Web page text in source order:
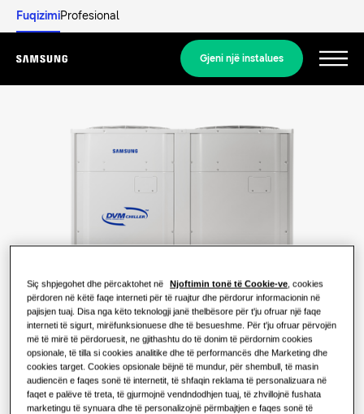
FuqizimiProfesional
Menu
Gjeni një instalues
Çfarë është pompa e ngrohjes dhe si
funksionon?
Përfitimet e pompës së ngrohjes
Çfarë është kondicioneri dhe si
funksionon?
ZGJIDHJET KOMERCIALE
Zgjidhjet tona
Zgjidhjet e kondicionerit
Zgjidhjet e pompës së ngrohjes
ZGJIDHJE PËR NDËRTESA KOMERCIALE
Zgjidhjet e kondicionerit
Produktet
Produktet Hero
Rreth Samsung
KAPACITETI : 56.0KW
Siç shpjegohet dhe përcaktohet në Njoftimin tonë të Cookie-ve, cookies
përdoren në këtë faqe interneti për të ruajtur dhe përdorur informacionin në
pajisjen tuaj. Disa nga këto teknologji janë thelbësore për t'ju ofruar një faqe
interneti të sigurt, mirëfunksionuese dhe të besueshme. Për t'ju ofruar përvojën
më të mirë të përdoruesit, ne gjithashtu do të donim të përdornim cookies
opsionale, të tilla si cookies analitike dhe të performancës dhe Marketing dhe
cookies target. Cookies opsionale bëjnë të mundur, për shembull, të masin
audiencën e faqes sonë të internetit, të shfaqin reklama të personalizuara në
faqet e palëve të treta, të gjurmojnë vendndodhjen tuaj, të zhvillojnë fushata
marketingu të synuara dhe të personalizojnë përmbajtjen e faqes sonë të